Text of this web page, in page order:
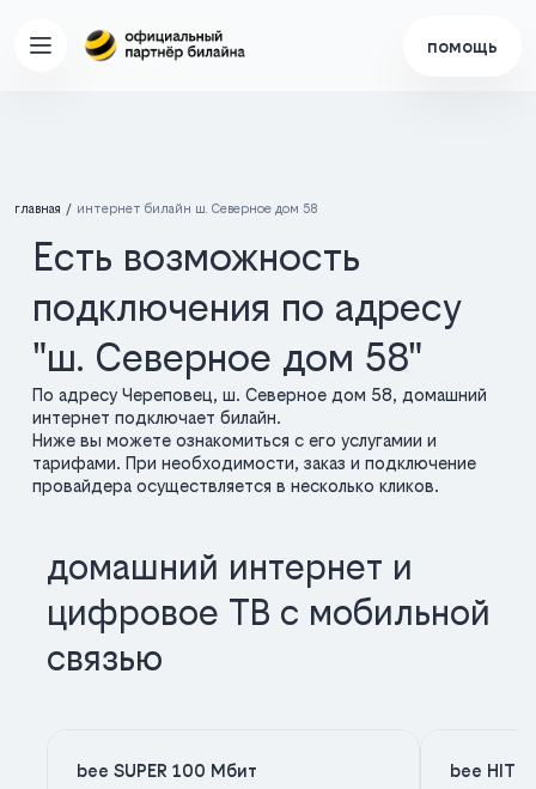
помощь
главная интернет билайн ш. Северное дом 58
Есть возможность
подключения по адресу
"ш. Северное дом 58"
По адресу Череповец, ш. Северное дом 58, домашний
интернет подключает билайн.
Ниже вы можете ознакомиться с его услугамии и
тарифами. При необходимости, заказ и подключение
провайдера осуществляется в несколько кликов.
домашний интернет и
цифровое ТВ с мобильной
связью
bee SUPER 100 Мбит bee HIT